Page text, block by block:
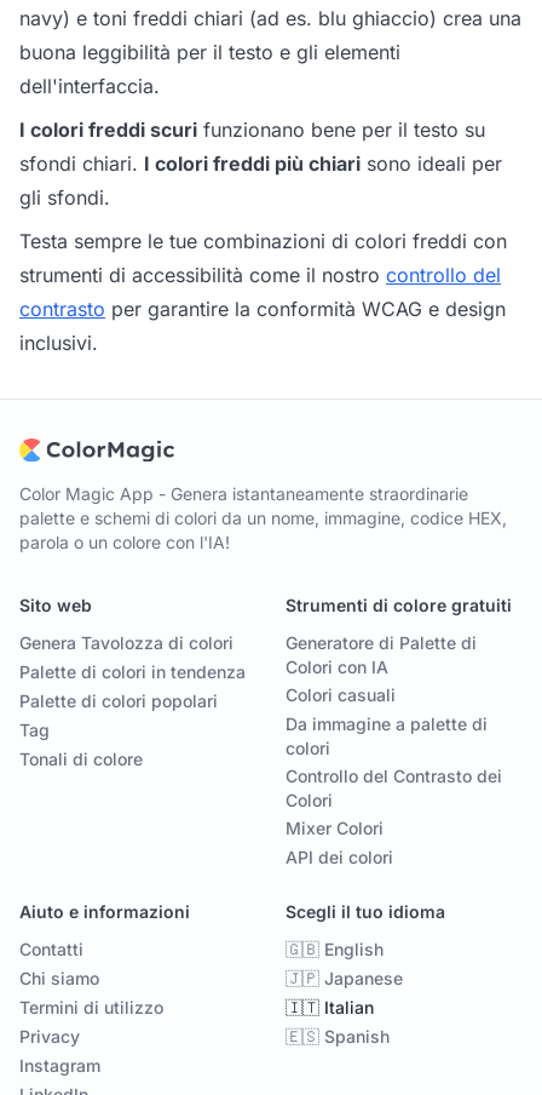
navy) e toni freddi chiari (ad es. blu ghiaccio) crea una
buona leggibilità per il testo e gli elementi
dell'interfaccia.
I colori freddi scuri funzionano bene per il testo su
sfondi chiari. I colori freddi più chiari sono ideali per
gli sfondi.
Testa sempre le tue combinazioni di colori freddi con
strumenti di accessibilità come il nostro controllo del
contrasto per garantire la conformità WCAG e design
inclusivi.
Color Magic App - Genera istantaneamente straordinarie
palette e schemi di colori da un nome, immagine, codice HEX,
parola o un colore con l'IA!
Sito web
Genera Tavolozza di colori
Palette di colori in tendenza
Palette di colori popolari
Tag
Tonali di colore
Strumenti di colore gratuiti
Generatore di Palette di
Colori con IA
Colori casuali
Da immagine a palette di
colori
Controllo del Contrasto dei
Colori
Mixer Colori
API dei colori
Aiuto e informazioni
Contatti
Chi siamo
Termini di utilizzo
Privacy
Instagram
Scegli il tuo idioma
🇬🇧 English
🇯🇵 Japanese
🇮🇹 Italian
🇪🇸 Spanish